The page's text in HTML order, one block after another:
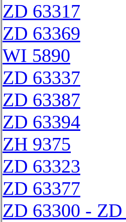
ZD 63317
ZD 63369
WI 5890
ZD 63337
ZD 63387
ZD 63394
ZH 9375
ZD 63323
ZD 63377
ZD 63300 - ZD